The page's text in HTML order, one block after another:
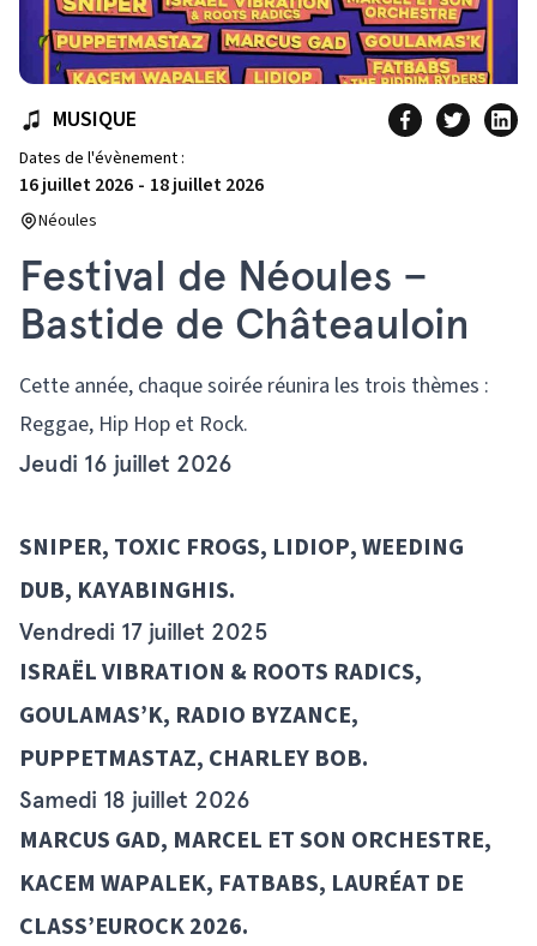
MUSIQUE
Dates de l'évènement :
16 juillet 2026 - 18 juillet 2026
Néoules
Festival de Néoules –
Bastide de Châteauloin
Cette année, chaque soirée réunira les trois thèmes :
Reggae, Hip Hop et Rock.
Jeudi 16 juillet 2026
SNIPER, TOXIC FROGS, LIDIOP, WEEDING
DUB, KAYABINGHIS.
Vendredi 17 juillet 2025
ISRAËL VIBRATION & ROOTS RADICS,
GOULAMAS’K, RADIO BYZANCE,
PUPPETMASTAZ, CHARLEY BOB.
Samedi 18 juillet 2026
MARCUS GAD, MARCEL ET SON ORCHESTRE,
KACEM WAPALEK, FATBABS, LAURÉAT DE
CLASS’EUROCK 2026.